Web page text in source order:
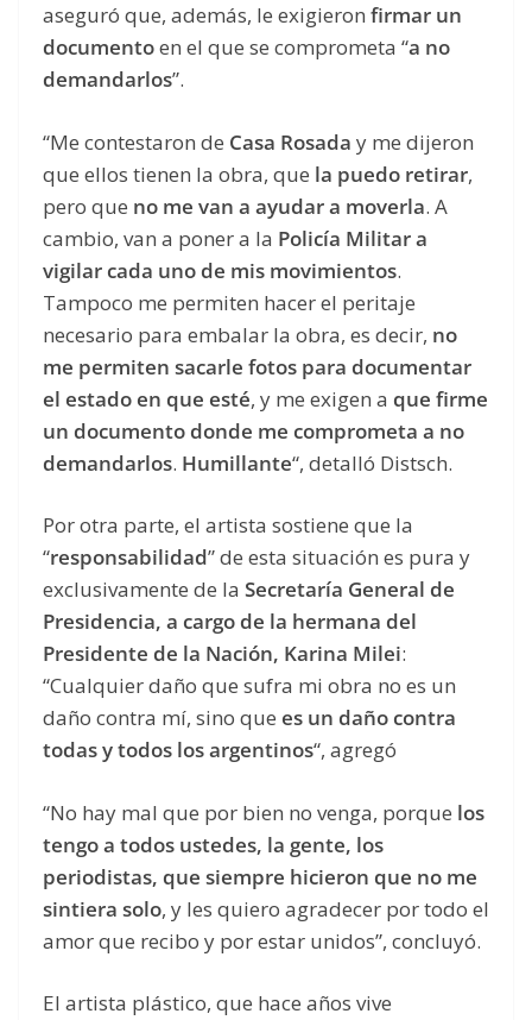
aseguró que, además, le exigieron firmar un
documentoen el que se comprometa “a no
demandarlos”.
“Me contestaron de Casa Rosada y me dijeron
que ellos tienen la obra, que la puedo retirar,
pero que no me van a ayudar a moverla. A
cambio, van a poner a la Policía Militar a
vigilar cada uno de mis movimientos.
Tampoco me permiten hacer el peritaje
necesario para embalar la obra, es decir, no
me permiten sacarle fotos para documentar
el estado en que esté, y me exigen a que firme
un documento donde me comprometa a no
demandarlos. Humillante“, detalló Distsch.
Por otra parte, el artista sostiene que la
“responsabilidad” de esta situación es pura y
exclusivamente de la Secretaría General de
Presidencia, a cargo de la hermana del
Presidente de la Nación, Karina Milei:
“Cualquier daño que sufra mi obra no es un
daño contra mí, sino que es un daño contra
todas y todos los argentinos“, agregó
“No hay mal que por bien no venga, porque los
tengo a todos ustedes, la gente, los
periodistas, que siempre hicieron que no me
sintiera solo, y les quiero agradecer por todo el
amor que recibo y por estar unidos”, concluyó.
El artista plástico, que hace años vive